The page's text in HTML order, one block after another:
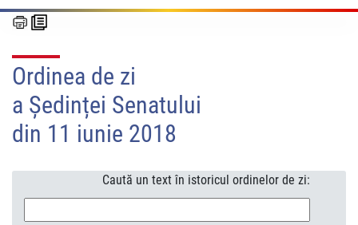
Ordinea de zi
a Ședinței Senatului
din 11 iunie 2018
Caută un text în istoricul ordinelor de zi: